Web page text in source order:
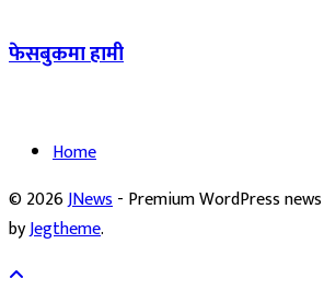
फेसबुकमा हामी
Home
© 2026JNews- Premium WordPress
byJegtheme.